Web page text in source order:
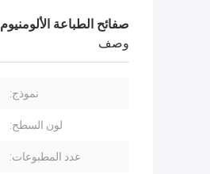
صفائح الطباعة الألومنيوم CTP Offset 0.15mm طلاء مزدوج صفائح بدون عملية
وصف
نموذج:
لون السطح:
عدد المطبوعات: